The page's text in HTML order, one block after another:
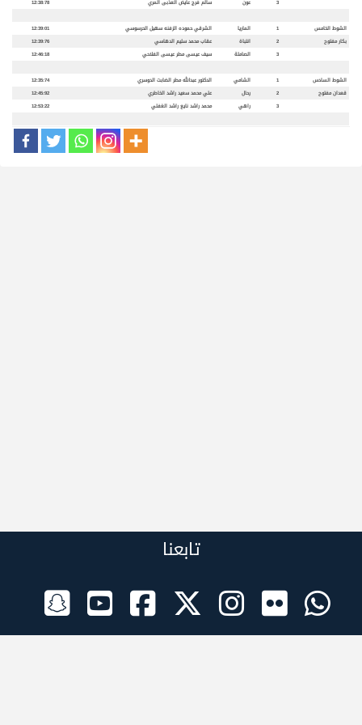
3
عون سالم فرج عايض العذبى المري 12:38:78
الشوط الخامس 1 الماريا الشرقي حموده الزفنه سهيل الحرسوسي
12:39:01
بكار مفتوح
2 انتباة عقاب محمد سليم الدهاسي
12:39:76
3
الصاملة سيف عيسى مطر عيسى الفلاحي 12:46:18
الشوط السادس 1 الشامي الدكتور عبدالله مطر الضابت الدوسري
12:35:74
قعدان مفتوح
2 رحال علي محمد سعيد راشد الخاطري
12:45:92
3
راهي محمد راشد نايع راشد الغفلي 12:53:22
تابعنا